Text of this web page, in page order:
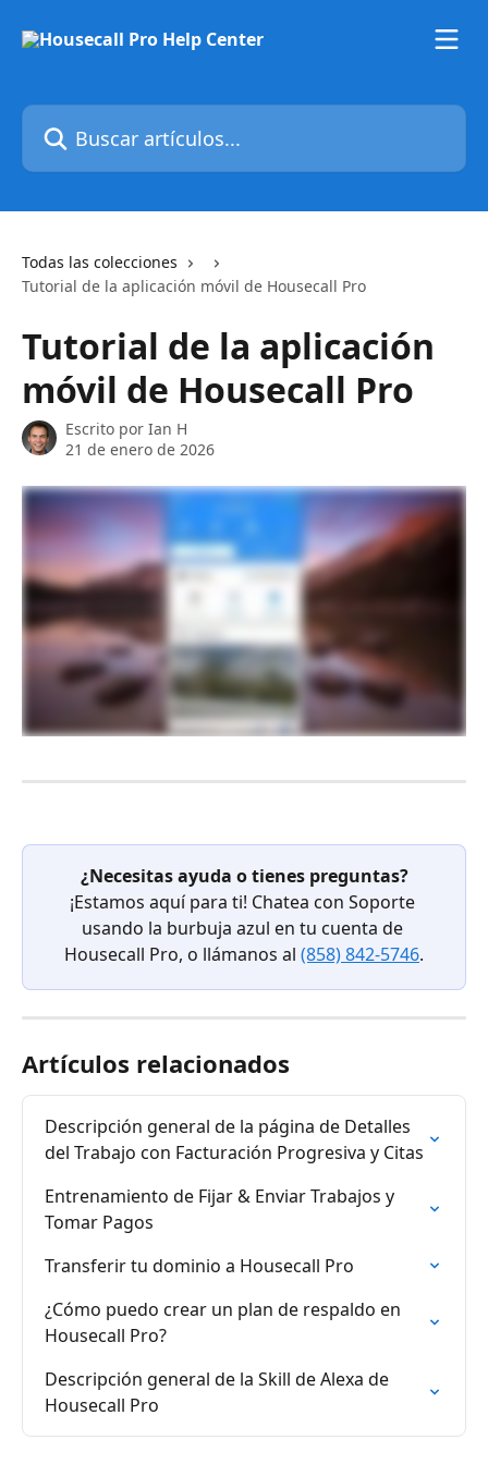
Buscar artículos...
Todas las colecciones
Tutorial de la aplicación móvil de Housecall Pro
Tutorial de la aplicación
móvil de Housecall Pro
Escrito por Ian H
21 de enero de 2026
¿Necesitas ayuda o tienes preguntas?
¡Estamos aquí para ti! Chatea con Soporte
usando la burbuja azul en tu cuenta de
Housecall Pro, o llámanos al (858) 842-5746.
Artículos relacionados
Descripción general de la página de Detalles
del Trabajo con Facturación Progresiva y Citas
Entrenamiento de Fijar & Enviar Trabajos y
Tomar Pagos
Transferir tu dominio a Housecall Pro
¿Cómo puedo crear un plan de respaldo en
Housecall Pro?
Descripción general de la Skill de Alexa de
Housecall Pro